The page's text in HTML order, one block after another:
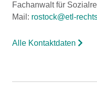
Fachanwalt für
Mail: rostock@etl-
Alle Kontaktdaten